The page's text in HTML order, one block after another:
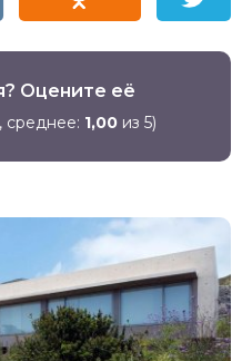
Оцените её
среднее: 1,00 из 5)